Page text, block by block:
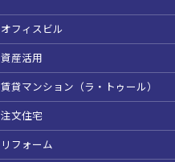
オフィスビル
資産活用
賃貸マンション（ラ・トゥール）
注文住宅
リフォーム